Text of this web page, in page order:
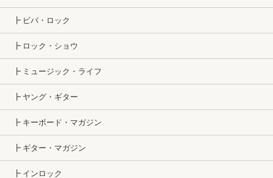
┣ ビバ・ロック
┣ ロック・ショウ
┣ ミュージック・ライフ
┣ ヤング・ギター
┣ キーボード・マガジン
┣ ギター・マガジン
┣ インロック